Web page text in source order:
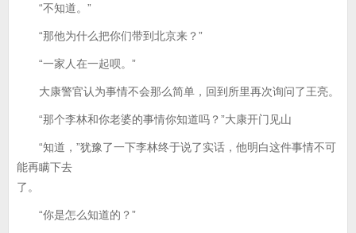
“不知道。”
“那他为什么把你们带到北京来？”
“一家人在一起呗。”
大康警官认为事情不会那么简单，回到所里再次询问了王亮。
“那个李林和你老婆的事情你知道吗？”大康开门见山
“知道，”犹豫了一下李林终于说了实话，他明白这件事情不可
能再瞒下去
了。
“你是怎么知道的？”